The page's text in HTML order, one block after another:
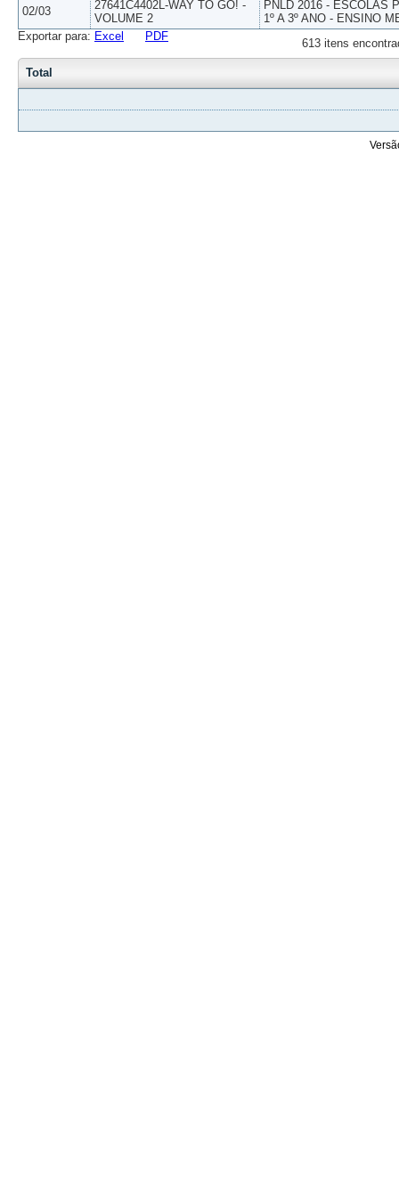
02/03
27641C4402L-WAY TO GO! -
VOLUME 2
PNLD 2016 - ESCOLAS
1º A 3º ANO - ENSINO
613 itens
Exportar para: Excel PDF
Total